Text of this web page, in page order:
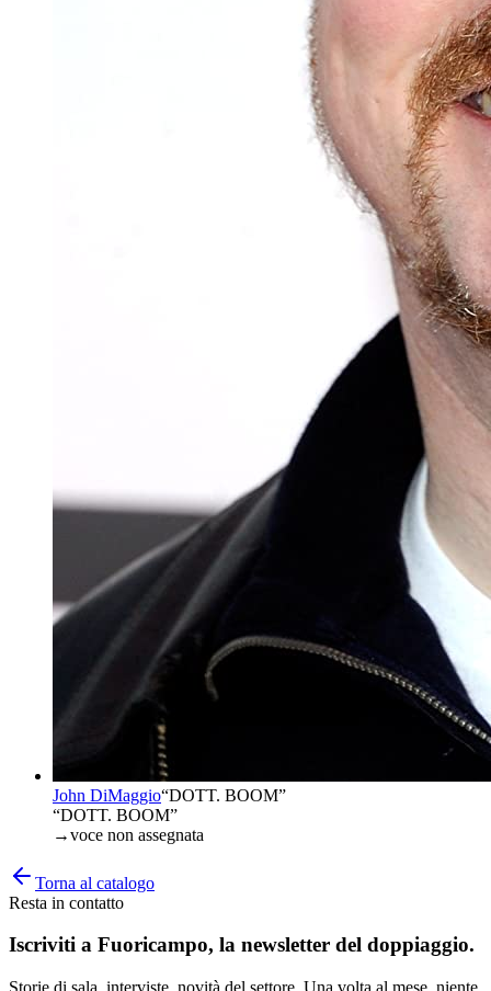
John DiMaggio“DOTT. BOOM”
“DOTT. BOOM”
→voce non assegnata
Torna al catalogo
Resta in contatto
Iscriviti a Fuoricampo, la newsletter del doppiaggio.
Storie di sala, interviste, novità del settore. Una volta al mese, niente